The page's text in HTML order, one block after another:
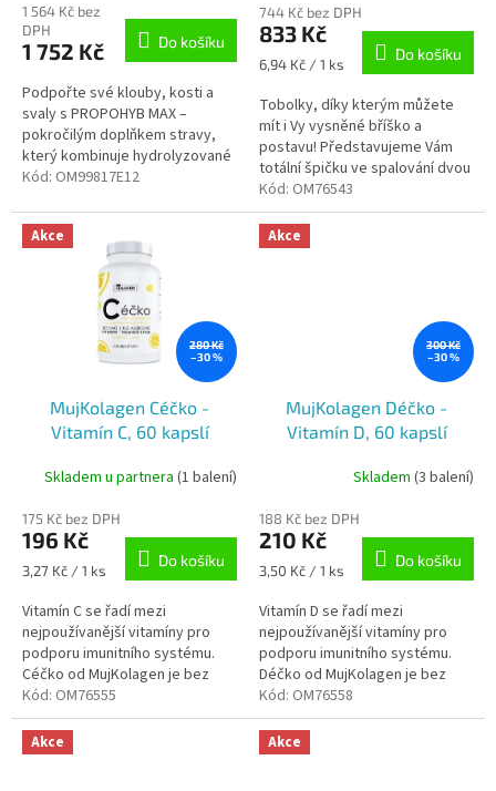
1 564 Kč bez
DPH
1 752 Kč Do košíku
Podpořte své klouby, kosti a
svaly s PROPOHYB MAX –
pokročilým doplňkem stravy,
který kombinuje hydrolyzované
kolagenové peptidy,
esenciální vitamíny.
Kód: OM99817E12
744 Kč bez DPH
833 Kč
Měrná
6,94 Kč / 1 ks
Do košíku
Tobolky, díky kterým můžete
mít i Vy vysněné bříško a
postavu! Představujeme Vám
totální špičku ve spalování dvou
největších strašáků – tuků a
sacharidů. Produkt BEZTUKU+
naši...
Kód: OM76543
Akce
280 Kč
–30 %
MujKolagen Céčko -
Vitamín C, 60 kapslí
Skladem u partnera (1 balení)
175 Kč bez DPH
196 Kč
Měrná
3,27 Kč / 1 ks
Do košíku
Vitamín C se řadí mezi
nejpoužívanější vitamíny pro
podporu imunitního systému.
Céčko od MujKolagen je bez
GMO, bez alergenů a
barviv. Veganské kapsle!
Kód: OM76555
Akce
300 Kč
–30 %
MujKolagen Déčko -
Vitamín D, 60 kapslí
Skladem (3 balení)
188 Kč bez DPH
210 Kč
Měrná
3,50 Kč / 1 ks
Do košíku
Vitamín D se řadí mezi
nejpoužívanější vitamíny pro
podporu imunitního systému.
Déčko od MujKolagen je bez
GMO, bez lepku a barviv.
Vhodné pro vegetariány i
vegany s postupným...
Kód: OM76558
Akce Akce